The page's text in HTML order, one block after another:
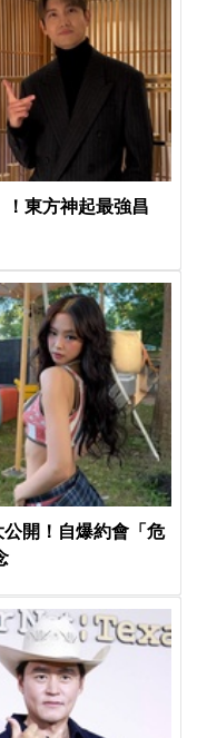
！東方神起最強昌
開！自爆約會「危